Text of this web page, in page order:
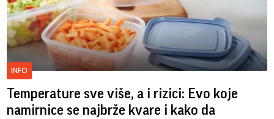
INFO
Temperature sve više, a i rizici: Evo koje
namirnice se najbrže kvare i kako da